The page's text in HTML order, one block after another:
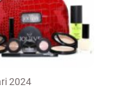
2024